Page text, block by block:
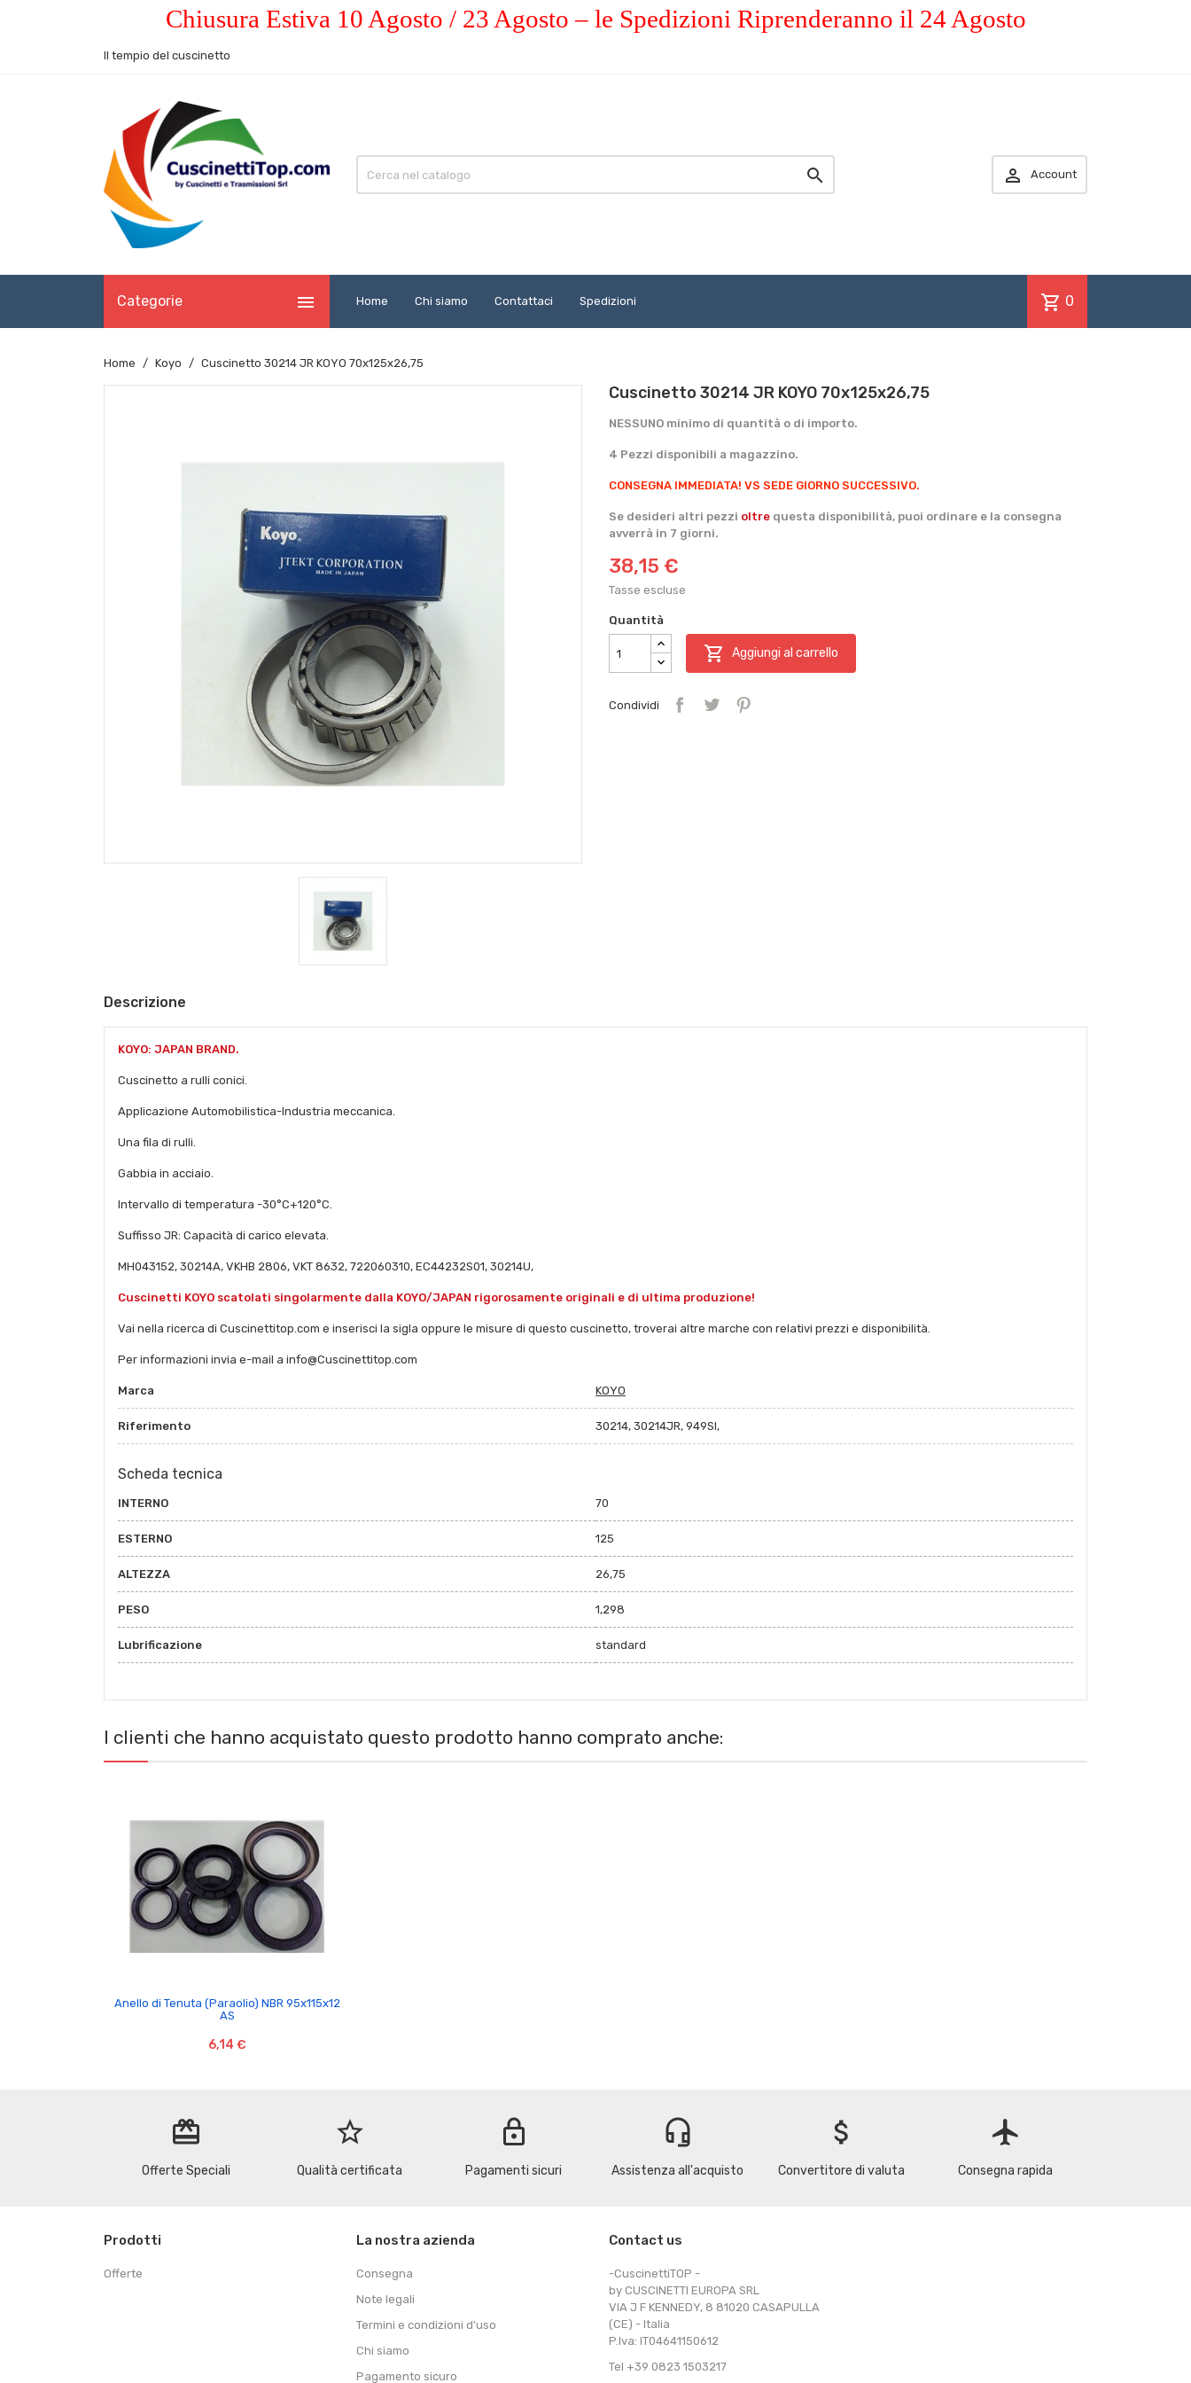
Chiusura Estiva 10 Agosto / 23 Agosto – le Spedizioni Riprenderanno il 24 Agosto
Il tempio del cuscinetto
  Account
Categorie  Home Chi siamo Contattaci Spedizioni shopping_cart 0
Home Koyo Cuscinetto 30214 JR KOYO 70x125x26,75
Cuscinetto 30214 JR KOYO 70x125x26,75
NESSUNO minimo di quantità o di importo.
4 Pezzi disponibili a magazzino.
CONSEGNA IMMEDIATA! VS SEDE GIORNO SUCCESSIVO.
Se desideri altri pezzi oltre questa disponibilità, puoi ordinare e la consegna
avverrà in 7 giorni.
38,15 €
Tasse escluse
Quantità
 Aggiungi al carrello
Condividi
Descrizione
KOYO: JAPAN BRAND.
Cuscinetto a rulli conici.
Applicazione Automobilistica-Industria meccanica.
Una fila di rulli.
Gabbia in acciaio.
Intervallo di temperatura -30°C+120°C.
Suffisso JR: Capacità di carico elevata.
MH043152, 30214A, VKHB 2806, VKT 8632, 722060310, EC44232S01, 30214U,
Cuscinetti KOYO scatolati singolarmente dalla KOYO/JAPAN rigorosamente originali e di ultima produzione!
Vai nella ricerca di Cuscinettitop.com e inserisci la sigla oppure le misure di questo cuscinetto, troverai altre marche con relativi prezzi e disponibilità.
Per informazioni invia e-mail a info@Cuscinettitop.com
Marca KOYO
Riferimento 30214, 30214JR, 949SI,
Scheda tecnica
INTERNO 70
ESTERNO 125
ALTEZZA 26,75
PESO 1,298
Lubrificazione standard
I clienti che hanno acquistato questo prodotto hanno comprato anche:

Anello di Tenuta (Paraolio) NBR 95x115x12
AS
6,14 €
redeem
Offerte Speciali
star_border
Qualità certificata
lock
Pagamenti sicuri
headset_mic
Assistenza all'acquisto
attach_money
Convertitore di valuta
flight
Consegna rapida
Prodotti
Offerte
La nostra azienda
Consegna
Note legali
Termini e condizioni d'uso
Chi siamo
Pagamento sicuro
Contact us
-CuscinettiTOP -
by CUSCINETTI EUROPA SRL
VIA J F KENNEDY, 8 81020 CASAPULLA
(CE) - Italia
P.Iva: IT04641150612
Tel +39 0823 1503217